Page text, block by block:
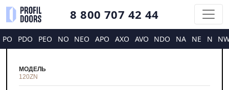
8 800 707 42 44
PO PDO PEO NO NEO APO AXO AVO NDO NA NE N
МОДЕЛЬ
120ZN